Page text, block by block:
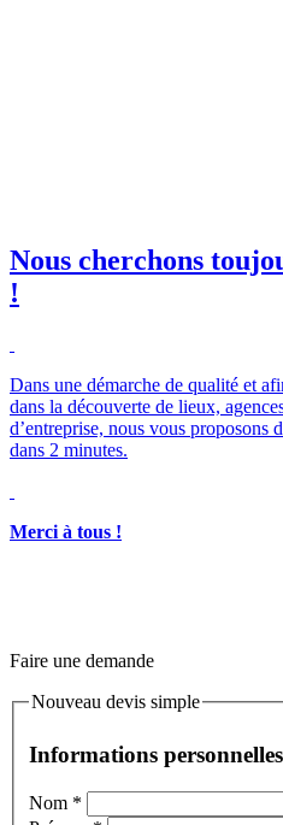
Nous cherchons
!
Merci à tous !
Faire une demande
Nouveau devis simple
Informations personnelles
Nom *